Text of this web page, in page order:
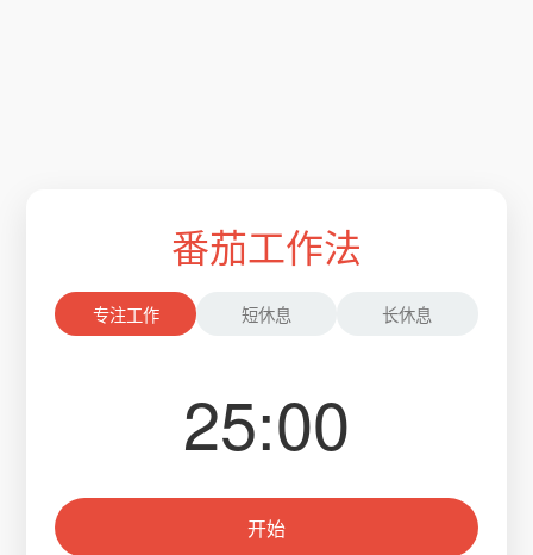
番茄工作法
专注工作 短休息 长休息
25:00
开始